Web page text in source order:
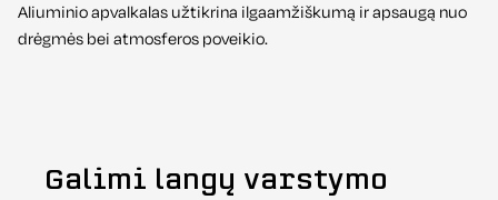
Aliuminio apvalkalas užtikrina ilgaamžiškumą ir apsaugą nuo
drėgmės bei atmosferos poveikio.
Galimi langų varstymo